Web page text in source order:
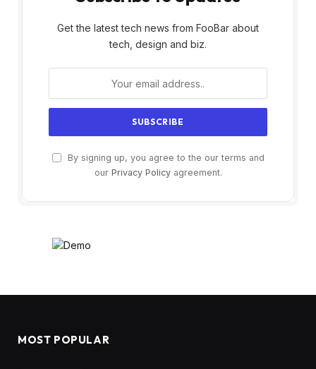
Get the latest tech news from FooBar about
tech, design and biz.
By signing up, you agree to the our terms and
our Privacy Policyagreement.
MOST POPULAR